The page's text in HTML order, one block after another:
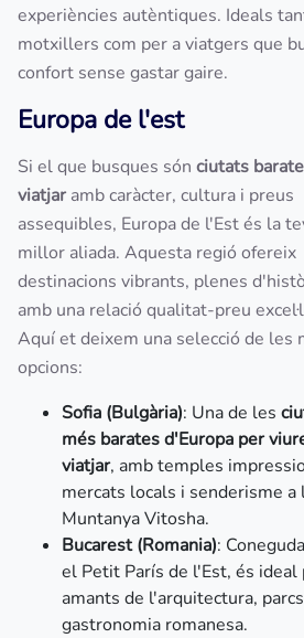
experiències autèntiques. Ideals
motxillers com per a viatgers que
confort sense gastar gaire.
Europa de l'est
Si el que busques són ciutats
viatjaramb caràcter, cultura i preus
assequibles, Europa de l'Est és la
millor aliada. Aquesta regió ofereix
destinacions vibrants, plenes
amb una relació qualitat-preu
Aquí et deixem una selecció de les
opcions:
Sofia (Bulgària): Una de les
més barates d'Europa per
viatjar, amb temples
mercats locals i senderisme a
Muntanya Vitosha.
Bucarest (Romania):
el Petit París de l'Est, és ideal
amants de l'arquitectura,
gastronomia romanesa.